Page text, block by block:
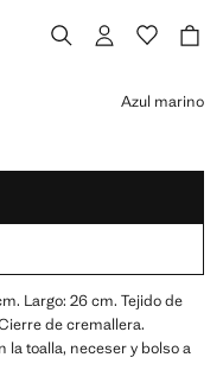
Azul marino
Largo: 26 cm. Tejido de
de cremallera.
la toalla, neceser y bolso a